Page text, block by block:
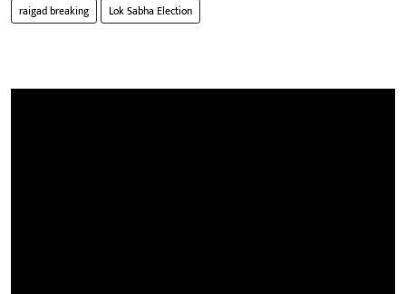
raigad breaking
Lok Sabha Election